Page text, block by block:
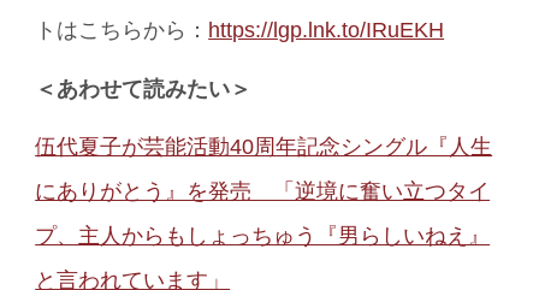
トはこちらから： https://lgp.lnk.to/IRuEKH
＜あわせて読みたい＞
伍代夏子が芸能活動40周年記念シングル『人生
にありがとう』を発売 「逆境に奮い立つタイ
プ、主人からもしょっちゅう『男らしいねえ』
と言われています」